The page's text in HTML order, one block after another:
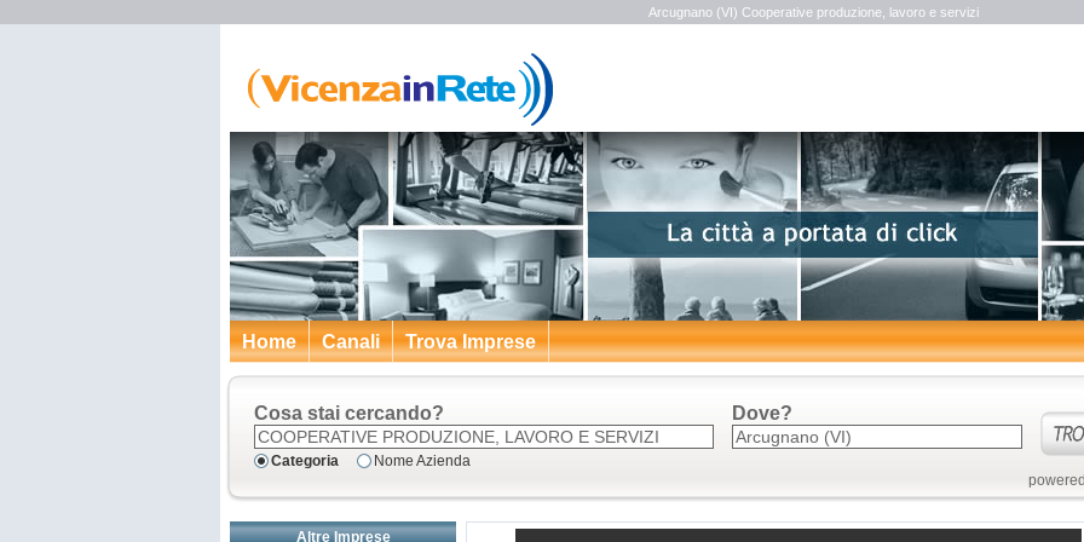
Arcugnano (VI) Cooperative produzione, lavoro e servizi
Home Canali Trova Imprese
Cosa stai cercando?
Categoria Nome Azienda
Dove?
Altre Imprese